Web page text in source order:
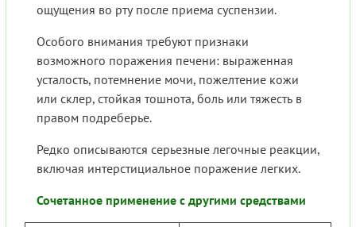
ощущения во рту после приема суспензии.
Особого внимания требуют признаки
возможного поражения печени: выраженная
усталость, потемнение мочи, пожелтение кожи
или склер, стойкая тошнота, боль или тяжесть в
правом подреберье.
Редко описываются серьезные легочные реакции,
включая интерстициальное поражение легких.
Сочетанное применение с другими средствами